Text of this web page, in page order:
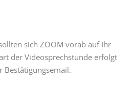
sich ZOOM vorab auf Ihr
der Videosprechstunde erfolgt
Bestätigungsemail.